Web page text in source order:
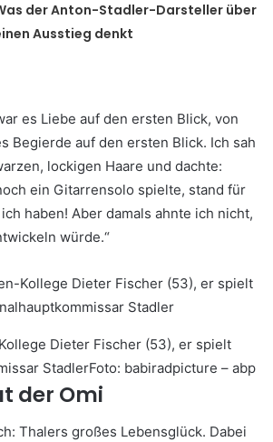
der Anton-Stadler-Darsteller über
Ausstieg denkt
es Liebe auf den ersten Blick, von
Begierde auf den ersten Blick. Ich sah
lockigen Haare und dachte:
ein Gitarrensolo spielte, stand für
haben! Aber damals ahnte ich nicht,
würde.“
Dieter Fischer (53), er spielt
StadlerFoto: babiradpicture – abp
der Omi
Thalers großes Lebensglück. Dabei